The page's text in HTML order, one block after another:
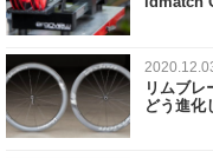
リムブレ
どう進化